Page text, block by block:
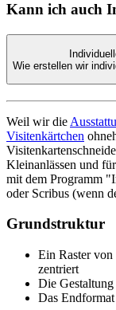
Kann ich auch
Wie erstellen wir
Weil wir die
Visitenkärtchen
Kleinanlässen und
mit dem Programm
oder Scribus (wenn
Grundstruktur
Ein Raster
zentriert
Die
Das